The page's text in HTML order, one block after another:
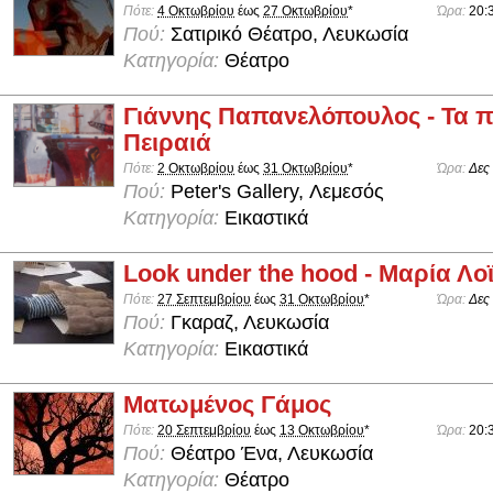
Πότε: 4 Οκτωβρίου έως 27 Οκτωβρίου* Ώρα:
Πού: Σατιρικό Θέατρο, Λευκωσία
Κατηγορία: Θέατρο
Γιάννης Παπανελόπουλος - Τα
Πειραιά
Πότε: 2 Οκτωβρίου έως 31 Οκτωβρίου* Ώρα:Δες
Πού: Peter's Gallery, Λεμεσός
Κατηγορία: Εικαστικά
Look under the hood - Μαρία
Πότε: 27 Σεπτεμβρίου έως 31 Οκτωβρίου* Ώρα:Δες
Πού: Γκαραζ, Λευκωσία
Κατηγορία: Εικαστικά
Ματωμένος Γάμος
Πότε: 20 Σεπτεμβρίου έως 13 Οκτωβρίου* Ώρα:
Πού: Θέατρο Ένα, Λευκωσία
Κατηγορία: Θέατρο